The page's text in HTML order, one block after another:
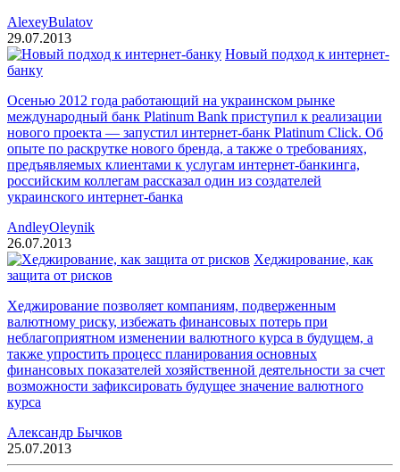
AlexeyBulatov
29.07.2013
Новый подход к интернет-
банку
Осенью 2012 года работающий на украинском рынке
международный банк Platinum Bank приступил к реализации
нового проекта — запустил интернет-банк Platinum Click. Об
опыте по раскрутке нового бренда, а также о требованиях,
предъявляемых клиентами к услугам интернет-банкинга,
российским коллегам рассказал один из создателей
украинского интернет-банка
AndleyOleynik
26.07.2013
Хеджирование, как
защита от рисков
Хеджирование позволяет компаниям, подверженным
валютному риску, избежать финансовых потерь при
неблагоприятном изменении валютного курса в будущем, а
также упростить процесс планирования основных
финансовых показателей хозяйственной деятельности за счет
возможности зафиксировать будущее значение валютного
курса
Александр Бычков
25.07.2013